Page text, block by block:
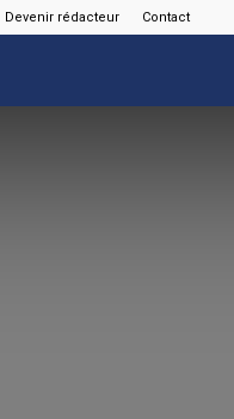
Devenir rédacteur Contact